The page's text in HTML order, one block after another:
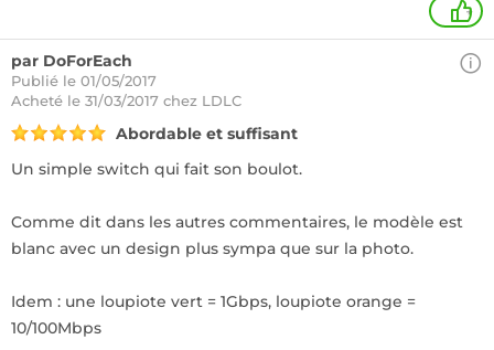
+
par DoForEach
Publié le 01/05/2017
Acheté le 31/03/2017 chez LDLC
Abordable et suffisant
Un simple switch qui fait son boulot.
Comme dit dans les autres commentaires, le modèle est
blanc avec un design plus sympa que sur la photo.
Idem : une loupiote vert = 1Gbps, loupiote orange =
10/100Mbps